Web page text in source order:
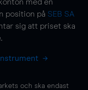
med en
position på SEB SA
sig att priset ska
.
och ska endast